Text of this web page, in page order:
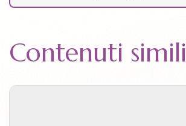
Contenuti simili